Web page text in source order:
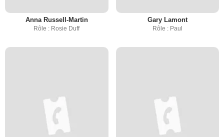
Anna Russell-Martin
Rôle : Rosie Duff
Gary Lamont
Rôle : Paul